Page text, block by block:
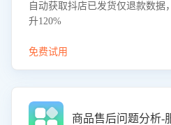
自动获取抖店已发货仅退款数据
升120%
免费试用
商品售后问题分析-